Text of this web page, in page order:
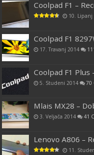
Coolpad F1 –
10. Lipanj
Coolpad F1
17. Travanj 2014
Coolpad F1 Plus
5. Studeni 2014 70
Mlais MX28 –
3. Veljača 2014 41
Lenovo A806 –
11.